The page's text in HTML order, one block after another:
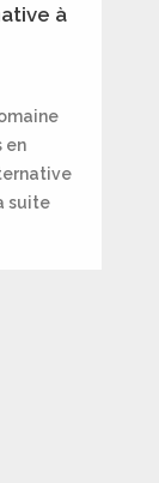
à
en
suite